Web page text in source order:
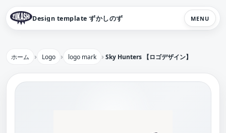
Design template ずかしのず MENU
ホーム Logo logo mark Sky Hunters 【ロゴデザイン】